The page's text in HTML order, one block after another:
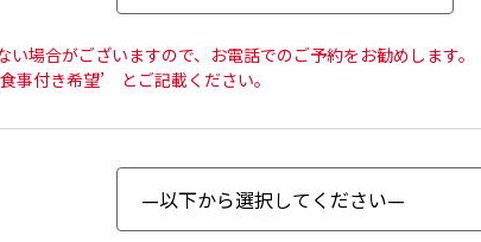
場合がございますので、お電話でのご予約をお勧めします。
事付き希望’ とご記載ください。